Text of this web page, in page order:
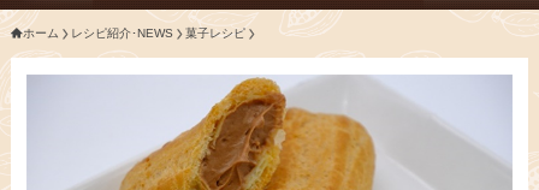
ホーム レシピ紹介･NEWS 菓子レシピ